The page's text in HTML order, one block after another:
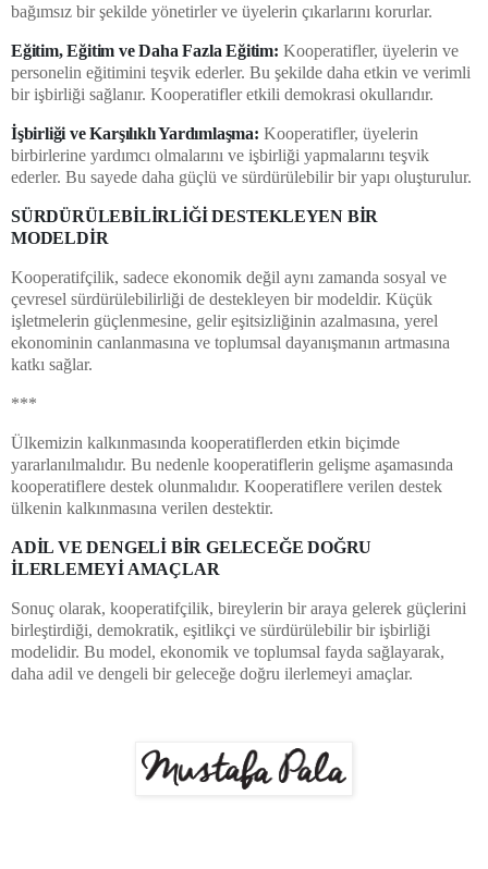
bağımsız bir şekilde yönetirler ve üyelerin çıkarlarını korurlar.
Eğitim, Eğitim ve Daha Fazla Eğitim: Kooperatifler, üyelerin ve
personelin eğitimini teşvik ederler. Bu şekilde daha etkin ve verimli
bir işbirliği sağlanır. Kooperatifler etkili demokrasi okullarıdır.
İşbirliği ve Karşılıklı Yardımlaşma: Kooperatifler, üyelerin
birbirlerine yardımcı olmalarını ve işbirliği yapmalarını teşvik
ederler. Bu sayede daha güçlü ve sürdürülebilir bir yapı oluşturulur.
SÜRDÜRÜLEBİLİRLİĞİ DESTEKLEYEN BİR
MODELDİR
Kooperatifçilik, sadece ekonomik değil aynı zamanda sosyal ve
çevresel sürdürülebilirliği de destekleyen bir modeldir. Küçük
işletmelerin güçlenmesine, gelir eşitsizliğinin azalmasına, yerel
ekonominin canlanmasına ve toplumsal dayanışmanın artmasına
katkı sağlar.
***
Ülkemizin kalkınmasında kooperatiflerden etkin biçimde
yararlanılmalıdır. Bu nedenle kooperatiflerin gelişme aşamasında
kooperatiflere destek olunmalıdır. Kooperatiflere verilen destek
ülkenin kalkınmasına verilen destektir.
ADİL VE DENGELİ BİR GELECEĞE DOĞRU
İLERLEMEYİ AMAÇLAR
Sonuç olarak, kooperatifçilik, bireylerin bir araya gelerek güçlerini
birleştirdiği, demokratik, eşitlikçi ve sürdürülebilir bir işbirliği
modelidir. Bu model, ekonomik ve toplumsal fayda sağlayarak,
daha adil ve dengeli bir geleceğe doğru ilerlemeyi amaçlar.